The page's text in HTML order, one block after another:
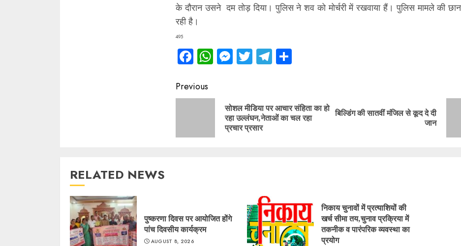
के दौरान उसने दम तोड़ दिया। पुलिस ने शव को मोर्चरी में रखवाया हैं। पुलिस मामले की
रही है।
495
Facebook
WhatsApp
Messenger
TwitterTelegram
Continue
Reading
Previous
Previous
सोशल मीडिया पर आचार संहिता का हो
रहा उल्लंघन,नेताओं का चल रहा
प्रचार प्रसार
Next
बिल्डिंग की सातवीं मंजिल से कूद दे दी
जान
RELATED NEWS
पुष्करणा दिवस पर आयोजित होंगे
पांच दिवसीय कार्यक्रम
AUGUST 8, 2026
निकाय चुनावों में प्रत्याशियों की
खर्च सीमा तय,चुनाव प्रक्रिया में
तकनीक व पारंपरिक व्यवस्था का
प्रयोग